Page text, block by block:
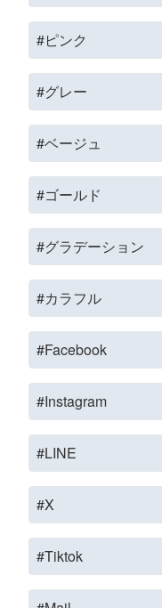
#ピンク
#グレー
#ベージュ
#ゴールド
#グラデーション
#カラフル
#Facebook
#Instagram
#LINE
#X
#Tiktok